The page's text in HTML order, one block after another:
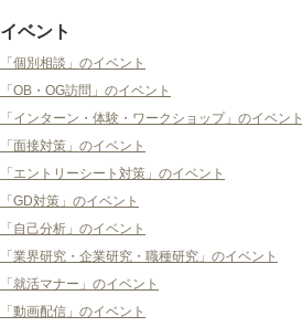
イベント
「個別相談」のイベント
「OB・OG訪問」のイベント
「インターン・体験・ワークショップ」のイベント
「面接対策」のイベント
「エントリーシート対策」のイベント
「GD対策」のイベント
「自己分析」のイベント
「業界研究・企業研究・職種研究」のイベント
「就活マナー」のイベント
「動画配信」のイベント